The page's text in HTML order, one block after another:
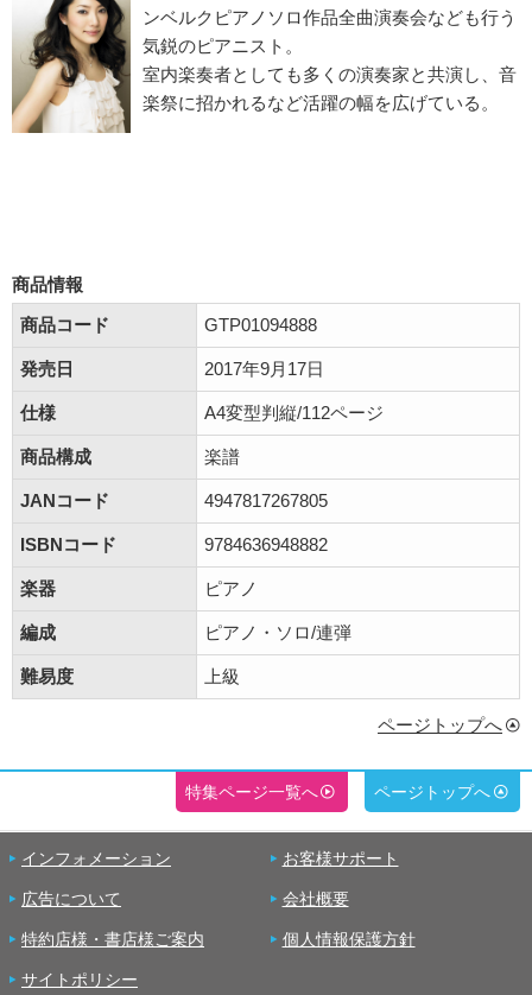
ンベルクピアノソロ作品全曲演奏会なども行う
気鋭のピアニスト。
室内楽奏者としても多くの演奏家と共演し、音
楽祭に招かれるなど活躍の幅を広げている。
商品情報
商品コード
GTP01094888
発売日 2017年9月17日
仕様 A4変型判縦/112ページ
商品構成 楽譜
JANコード 4947817267805
ISBNコード 9784636948882
楽器 ピアノ
編成 ピアノ・ソロ/連弾
難易度 上級
ページトップへ
特集ページ一覧へ ページトップへ
インフォメーション お客様サポート
広告について 会社概要
特約店様・書店様ご案内 個人情報保護方針
サイトポリシー